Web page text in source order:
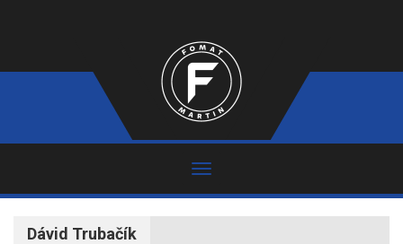
Dávid Trubačík